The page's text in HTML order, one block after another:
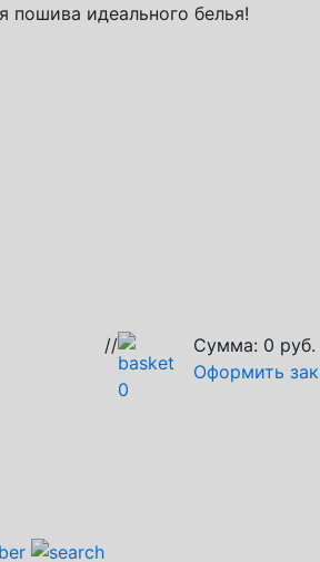
пошива идеального белья!
//
0
Сумма: 0 руб.
Оформить